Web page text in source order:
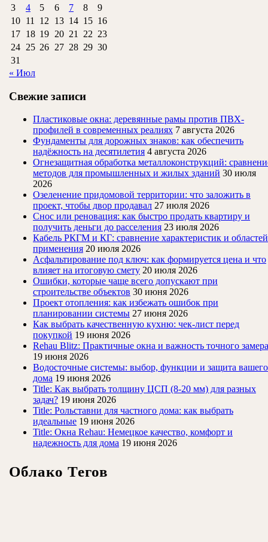
3
4 5 6 7 8
9
10 11 12 13 14 15 16
17 18 19 20 21 22 23
24 25 26 27 28 29 30
31
« Июл
Свежие записи
Пластиковые окна: деревянные рамы против ПВХ-
профилей в современных реалиях 7 августа 2026
Фундаменты для дорожных знаков: как обеспечить
надёжность на десятилетия 4 августа 2026
Огнезащитная обработка металлоконструкций:
методов для промышленных и жилых зданий 30 июля
2026
Озеленение придомовой территории: что заложить в
проект, чтобы двор продавал 27 июля 2026
Снос или реновация: как быстро продать квартиру и
получить деньги до расселения 23 июля 2026
Кабель РКГМ и КГ: сравнение характеристик и областей
применения 20 июля 2026
Асфальтирование под ключ: как формируется цена и что
влияет на итоговую смету 20 июля 2026
Ошибки, которые чаще всего допускают при
строительстве объектов 30 июня 2026
Проект отопления: как избежать ошибок при
планировании системы 27 июня 2026
Как выбрать качественную кухню: чек-лист перед
покупкой 19 июня 2026
Rehau Blitz: Практичные окна и важность точного замера
19 июня 2026
Водосточные системы: выбор, функции и защита вашего
дома 19 июня 2026
Title: Как выбрать толщину ЦСП (8-20 мм) для разных
задач? 19 июня 2026
Title: Рольставни для частного дома: как выбрать
идеальные 19 июня 2026
Title: Окна Rehau: Немецкое качество, комфорт и
надежность для дома 19 июня 2026
Облако Тегов